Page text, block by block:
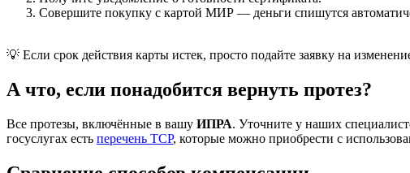
Совершите покупку с картой МИР — деньги спишутся
💡 Если срок действия карты истек, просто подайте заявку на
А что, если понадобится вернуть протез?
Все протезы, включённые в вашу ИПРА. Уточните у наших
госуслугах есть перечень ТСР, которые можно приобрести с